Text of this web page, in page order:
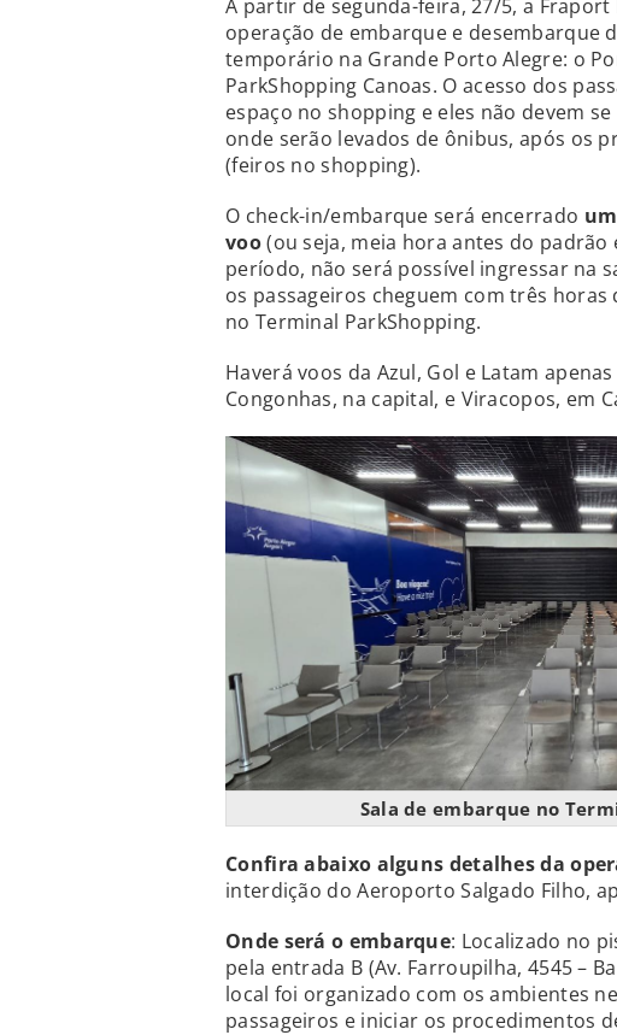
A partir de segunda-feira, 27/5, a
operação de embarque e desembarque
temporário na Grande Porto Alegre: o
ParkShopping Canoas. O acesso dos
espaço no shopping e eles não devem
onde serão levados de ônibus, após os
(feiros no shopping).
O check-in/embarque será encerrado
voo(ou seja, meia hora antes do
período, não será possível ingressar na
os passageiros cheguem com três
no Terminal ParkShopping.
Haverá voos da Azul, Gol e Latam
Congonhas, na capital, e Viracopos, em
Sala de embarque no
Confira abaixo alguns detalhes da
interdição do Aeroporto Salgado Filho,
Onde será o embarque: Localizado no
pela entrada B (Av. Farroupilha, 4545 –
local foi organizado com os ambientes
passageiros e iniciar os procedimentos